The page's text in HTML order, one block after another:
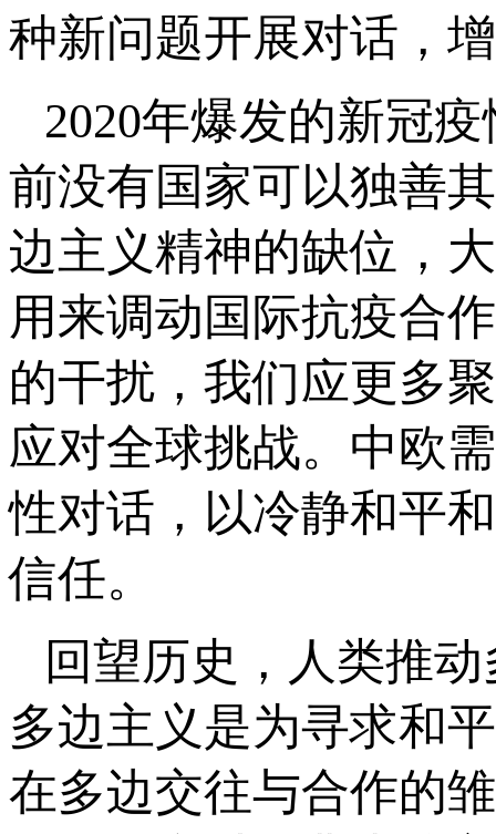
种新问题开展对话，
2020年爆发的新冠
前没有国家可以独善
边主义精神的缺位，
用来调动国际抗疫合
的干扰，我们应更多
应对全球挑战。中欧
性对话，以冷静和平
信任。
回望历史，人类推
多边主义是为寻求和
在多边交往与合作的